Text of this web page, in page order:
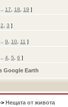
17 18 19 ]
2 3 ]
9 10 11 ]
4 5 6 ]
Google Earth
> Нещата от живота